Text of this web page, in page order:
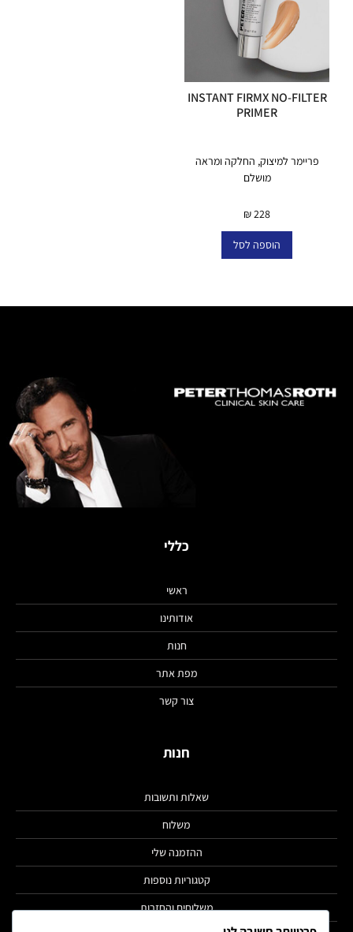
INSTANT FIRMX NO-FILTER
PRIMER
₪228
פריימר למיצוק, החלקה ומראה
מושלם
הוספה לסל
כללי
ראשי
אודותינו
חנות
מפת אתר
צור קשר
חנות
שאלות ותשובות
משלוח
ההזמנה שלי
קטגוריות נוספות
משלוחים והחזרות